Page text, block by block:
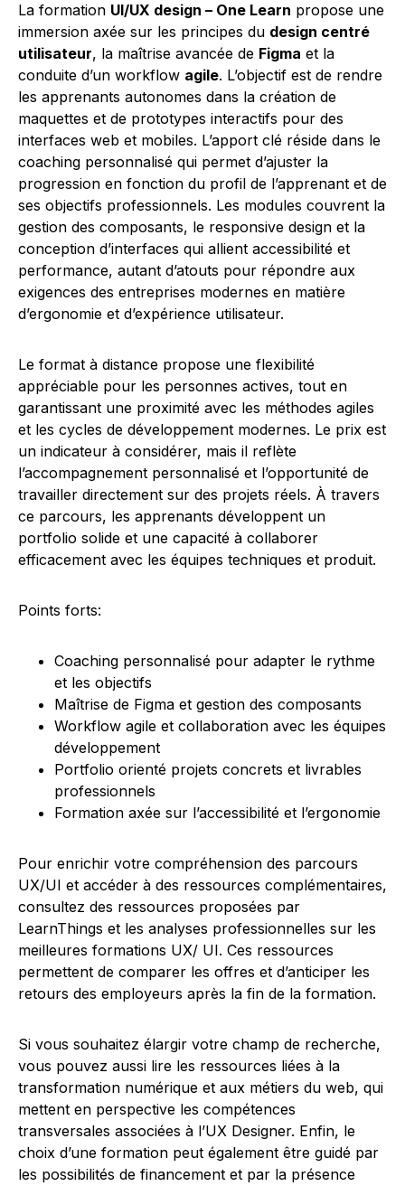
La formation UI/UX design – One Learn propose une
immersion axée sur les principes du design centré
utilisateur, la maîtrise avancée de Figma et la
conduite d’un workflow agile. L’objectif est de rendre
les apprenants autonomes dans la création de
maquettes et de prototypes interactifs pour des
interfaces web et mobiles. L’apport clé réside dans le
coaching personnalisé qui permet d’ajuster la
progression en fonction du profil de l’apprenant et de
ses objectifs professionnels. Les modules couvrent la
gestion des composants, le responsive design et la
conception d’interfaces qui allient accessibilité et
performance, autant d’atouts pour répondre aux
exigences des entreprises modernes en matière
d’ergonomie et d’expérience utilisateur.
Le format à distance propose une flexibilité
appréciable pour les personnes actives, tout en
garantissant une proximité avec les méthodes agiles
et les cycles de développement modernes. Le prix est
un indicateur à considérer, mais il reflète
l’accompagnement personnalisé et l’opportunité de
travailler directement sur des projets réels. À travers
ce parcours, les apprenants développent un
portfolio solide et une capacité à collaborer
efficacement avec les équipes techniques et produit.
Points forts:
Coaching personnalisé pour adapter le rythme
et les objectifs
Maîtrise de Figma et gestion des composants
Workflow agile et collaboration avec les équipes
développement
Portfolio orienté projets concrets et livrables
professionnels
Formation axée sur l’accessibilité et l’ergonomie
Pour enrichir votre compréhension des parcours
UX/UI et accéder à des ressources complémentaires,
consultez des ressources proposées par
LearnThings et les analyses professionnelles sur les
meilleures formations UX/ UI. Ces ressources
permettent de comparer les offres et d’anticiper les
retours des employeurs après la fin de la formation.
Si vous souhaitez élargir votre champ de recherche,
vous pouvez aussi lire les ressources liées à la
transformation numérique et aux métiers du web, qui
mettent en perspective les compétences
transversales associées à l’UX Designer. Enfin, le
choix d’une formation peut également être guidé par
les possibilités de financement et par la présence